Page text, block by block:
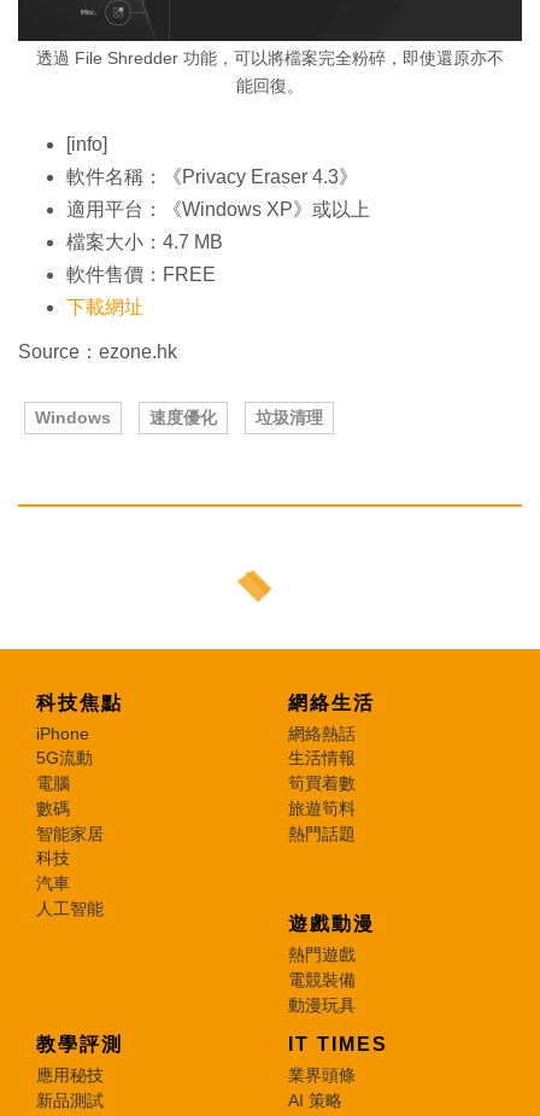
透過 File Shredder 功能，可以將檔案完全粉碎，即使還原亦不
能回復。
[info]
軟件名稱：《Privacy Eraser 4.3》
適用平台：《Windows XP》或以上
檔案大小：4.7 MB
軟件售價：FREE
下載網址
Source：ezone.hk
Windows 速度優化 垃圾清理
科技焦點
iPhone
5G流動
電腦
數碼
智能家居
科技
汽車
人工智能
網絡生活
網絡熱話
生活情報
筍買着數
旅遊筍料
熱門話題
遊戲動漫
熱門遊戲
電競裝備
動漫玩具
教學評測
應用秘技
新品測試
IT TIMES
業界頭條
AI 策略